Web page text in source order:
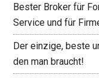
Bester Broker für
Service und für
Der einzige, beste
den man braucht!